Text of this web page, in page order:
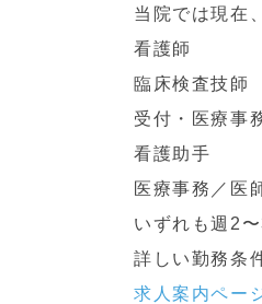
当院では現在
看護師
臨床検査技師
受付・医療事
看護助手
医療事務／医
いずれも週2
詳しい勤務条
求人案内ペー